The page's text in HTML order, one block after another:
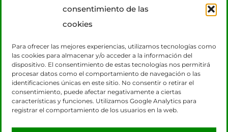
consentimiento de las
cookies
Para ofrecer las mejores experiencias, utilizamos tecnologías como
las cookies para almacenar y/o acceder a la información del
dispositivo. El consentimiento de estas tecnologías nos permitirá
procesar datos como el comportamiento de navegación o las
identificaciones únicas en este sitio. No consentir o retirar el
consentimiento, puede afectar negativamente a ciertas
características y funciones. Utilizamos Google Analytics para
registrar el comportamiento de los usuarios en la web.
Taxi 7 plazas para grupos
Transporte VIP
CONTACTO
931 131 920
617 604 206
reservas@taxisbarcelona.org